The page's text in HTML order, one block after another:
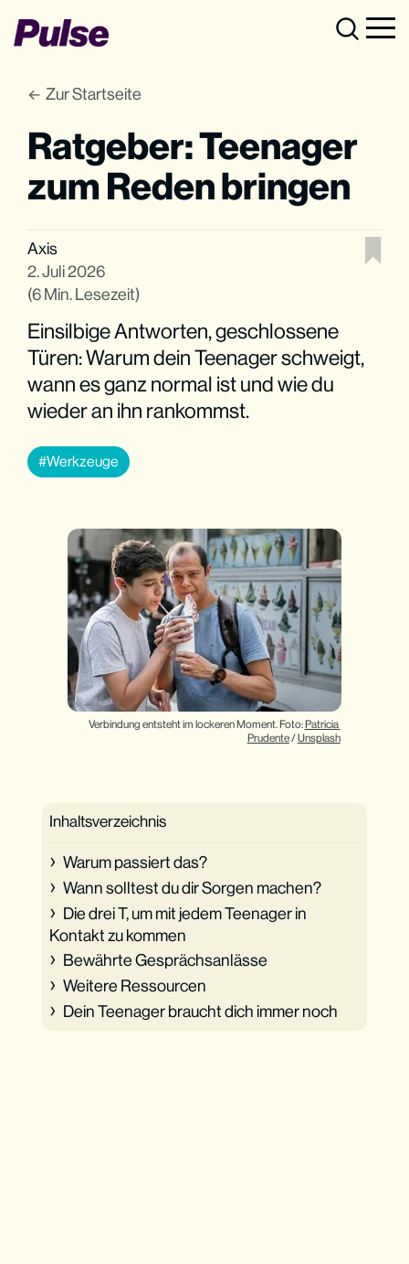
Zur Startseite
Ratgeber: Teenager
zum Reden bringen
Axis
2. Juli 2026
(6 Min. Lesezeit)
Einsilbige Antworten, geschlossene
Türen: Warum dein Teenager schweigt,
wann es ganz normal ist und wie du
wieder an ihn rankommst.
Werkzeuge
Verbindung entsteht im lockeren Moment. Foto: Patricia
Prudente / Unsplash
Inhaltsverzeichnis
Warum passiert das?
Wann solltest du dir Sorgen machen?
Die drei T, um mit jedem Teenager in
Kontakt zu kommen
Bewährte Gesprächsanlässe
Weitere Ressourcen
Dein Teenager braucht dich immer noch